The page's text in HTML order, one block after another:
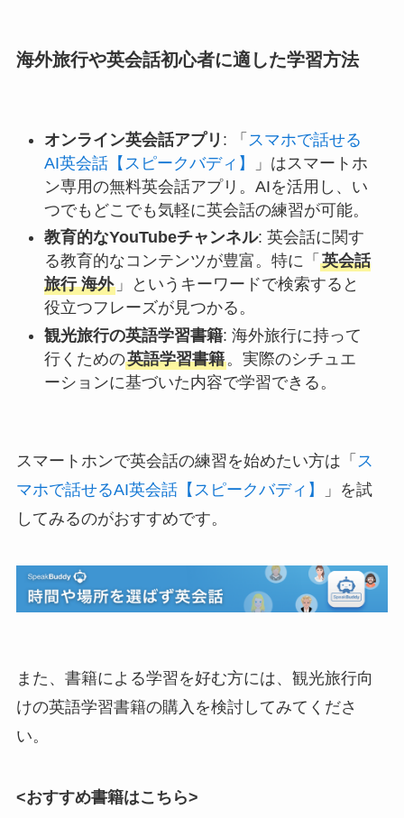
海外旅行や英会話初心者に適した学習方法
オンライン英会話アプリ : 「 スマホで話せる
AI英会話【スピークバディ】
」はスマートホ
ン専用の無料英会話アプリ。AIを活用し、い
つでもどこでも気軽に英会話の練習が可能。
教育的なYouTubeチャンネル: 英会話に関す
る教育的なコンテンツが豊富。特に「英会話
旅行 海外 」というキーワードで検索すると
役立つフレーズが見つかる。
観光旅行の英語学習書籍: 海外旅行に持って
行くための英語学習書籍。実際のシチュエ
ーションに基づいた内容で学習できる。
スマートホンで英会話の練習を始めたい方は「 ス
マホで話せるAI英会話【スピークバディ】
」を試
してみるのがおすすめです。
また、書籍による学習を好む方には、観光旅行向
けの英語学習書籍の購入を検討してみてくださ
い。
<おすすめ書籍はこちら>